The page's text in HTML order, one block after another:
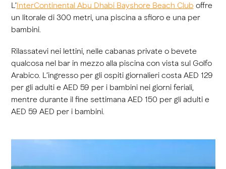
L’InterContinental Abu Dhabi Bayshore Beach Club offre
un litorale di 300 metri, una piscina a sfioro e una per
bambini.
Rilassatevi nei lettini, nelle cabanas private o bevete
qualcosa nel bar in mezzo alla piscina con vista sul Golfo
Arabico. L’ingresso per gli ospiti giornalieri costa AED 129
per gli adulti e AED 59 per i bambini nei giorni feriali,
mentre durante il fine settimana AED 150 per gli adulti e
AED 59 AED per i bambini.